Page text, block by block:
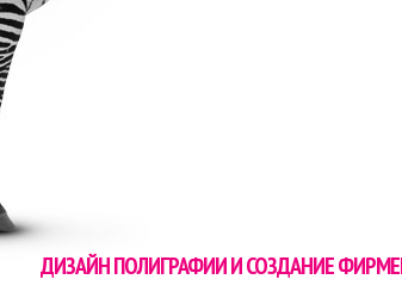
ДИЗАЙН ПОЛИГРАФИИ И СОЗДАНИЕ